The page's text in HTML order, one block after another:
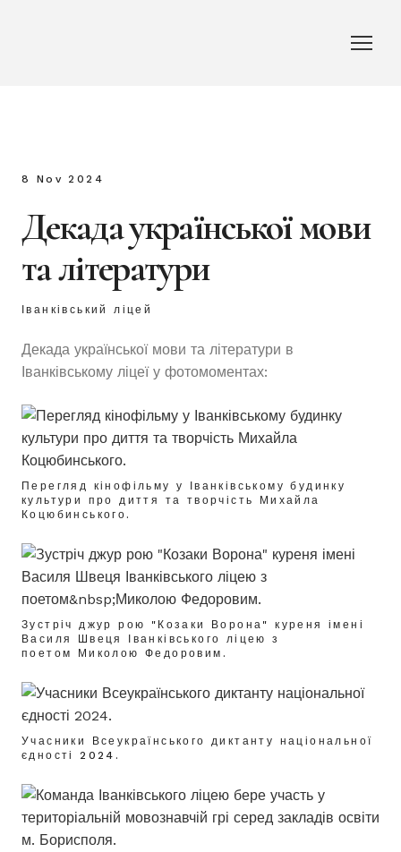
8 Nov 2024
Декада української мови
та літератури
Іванківський ліцей
Декада української мови та літератури в
Іванківському ліцеї у фотомоментах:
Перегляд кінофільму у Іванківському будинку
культури про диття та творчість Михайла
Коцюбинського.
Зустріч джур рою "Козаки Ворона" куреня імені
Василя Швеця Іванківського ліцею з
поетом Миколою Федоровим.
Учасники Всеукраїнського диктанту національної
єдності 2024.